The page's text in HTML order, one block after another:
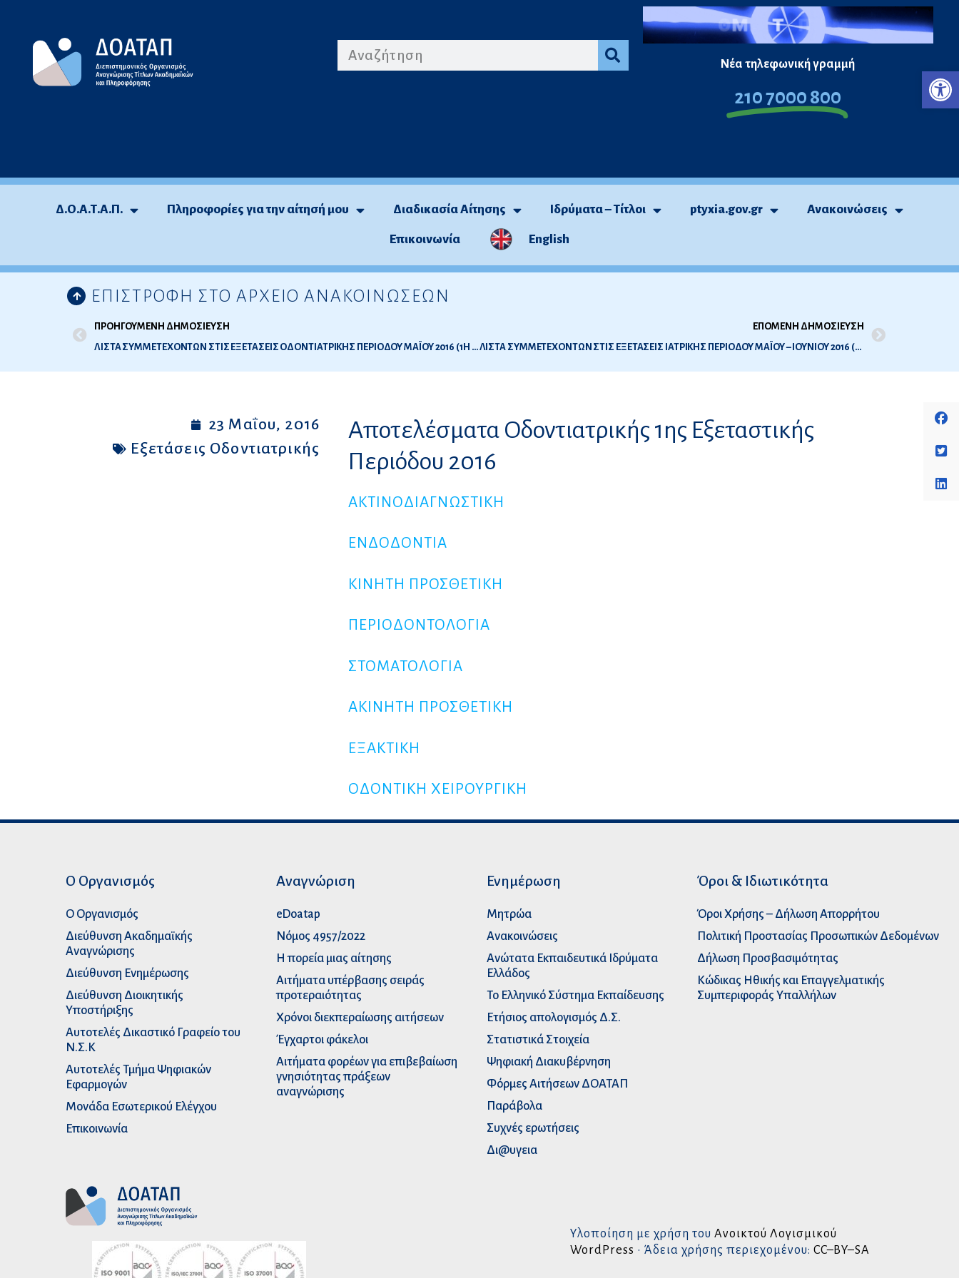
περιεχόμενο
Νέα τηλεφωνική γραμμή
210 7000 800
Δ.Ο.Α.Τ.Α.Π. Πληροφορίες για την αίτησή μου Διαδικασία Αίτησης Ιδρύματα – Τίτλοι ptyxia.gov.gr Ανακοινώσεις
Επικοινωνία English
ΕΠΙΣΤΡΟΦΗ ΣΤΟ ΑΡΧΕΙΟ ΑΝΑΚΟΙΝΩΣΕΩΝ
ΠΡΟΗΓΟΥΜΕΝΗ ΔΗΜΟΣΙΕΥΣΗ
ΛΙΣΤΑ ΣΥΜΜΕΤΕΧΟΝΤΩΝ ΣΤΙΣ ΕΞΕΤΑΣΕΙΣ ΟΔΟΝΤΙΑΤΡΙΚΗΣ ΠΕΡΙΟΔΟΥ ΜΑΪΟΥ 2016 (1Η ΕΞΕΤΑΣΤΙΚΗ ΠΕΡΙΟΔΟΣ 2016)
ΕΠΟΜΕΝΗ ΔΗΜΟΣΙΕΥΣΗ
ΛΙΣΤΑ ΣΥΜΜΕΤΕΧΟΝΤΩΝ ΣΤΙΣ ΕΞΕΤΑΣΕΙΣ ΙΑΤΡΙΚΗΣ ΠΕΡΙΟΔΟΥ ΜΑΪΟΥ – ΙΟΥΝΙΟΥ 2016 (1Η ΕΞΕΤΑΣΤΙΚΗ ΠΕΡΙΟΔΟΣ 2016)
23 Μαΐου, 2016
Εξετάσεις Οδοντιατρικής
Αποτελέσματα Οδοντιατρικής 1ης Εξεταστικής
Περιόδου 2016
ΑΚΤΙΝΟΔΙΑΓΝΩΣΤΙΚΗ
ΕΝΔΟΔΟΝΤΙΑ
ΚΙΝΗΤΗ ΠΡΟΣΘΕΤΙΚΗ
ΠΕΡΙΟΔΟΝΤΟΛΟΓΙΑ
ΣΤΟΜΑΤΟΛΟΓΙΑ
ΑΚΙΝΗΤΗ ΠΡΟΣΘΕΤΙΚΗ
ΕΞΑΚΤΙΚΗ
ΟΔΟΝΤΙΚΗ ΧΕΙΡΟΥΡΓΙΚΗ
Ο Οργανισμός
Ο Οργανισμός
Διεύθυνση Ακαδημαϊκής
Αναγνώρισης
Διεύθυνση Ενημέρωσης
Διεύθυνση Διοικητικής
Υποστήριξης
Αυτοτελές Δικαστικό Γραφείο του
Ν.Σ.Κ
Αυτοτελές Τμήμα Ψηφιακών
Εφαρμογών
Μονάδα Εσωτερικού Ελέγχου
Επικοινωνία
Αναγνώριση
eDoatap
Νόμος 4957/2022
Η πορεία μιας αίτησης
Αιτήματα υπέρβασης σειράς
προτεραιότητας
Χρόνοι διεκπεραίωσης αιτήσεων
Έγχαρτοι φάκελοι
Αιτήματα φορέων για επιβεβαίωση
γνησιότητας πράξεων
αναγνώρισης
Ενημέρωση
Μητρώα
Ανακοινώσεις
Ανώτατα Eκπαιδευτικά Iδρύματα
Ελλάδος
Το Ελληνικό Σύστημα Εκπαίδευσης
Ετήσιος απολογισμός Δ.Σ.
Στατιστικά Στοιχεία
Ψηφιακή Διακυβέρνηση
Φόρμες Αιτήσεων ΔΟΑΤΑΠ
Παράβολα
Συχνές ερωτήσεις
Δι@υγεια
Όροι & Ιδιωτικότητα
Όροι Χρήσης – Δήλωση Απορρήτου
Πολιτική Προστασίας Προσωπικών Δεδομένων
Δήλωση Προσβασιμότητας
Κώδικας Ηθικής και Επαγγελματικής
Συμπεριφοράς Υπαλλήλων
Υλοποίηση με χρήση του Ανοικτού Λογισμικού
WordPress • Άδεια χρήσης περιεχομένου: CC–BY–SA